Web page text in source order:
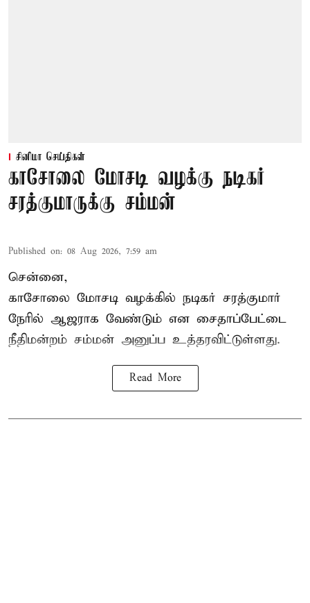
சினிமா செய்திகள்
காசோலை மோசடி வழக்கு நடிகர்
சரத்குமாருக்கு சம்மன்
Published on: 08 Aug 2026, 7:59 am
சென்னை,
காசோலை மோசடி வழக்கில் நடிகர் சரத்குமார்
நேரில் ஆஜராக வேண்டும் என சைதாப்பேட்டை
நீதிமன்றம் சம்மன் அனுப்ப உத்தரவிட்டுள்ளது.
Read More